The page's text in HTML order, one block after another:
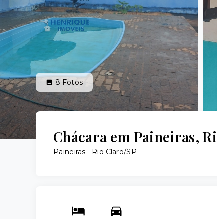
8 Fotos
Chácara em Paineiras,
Paineiras - Rio Claro/SP